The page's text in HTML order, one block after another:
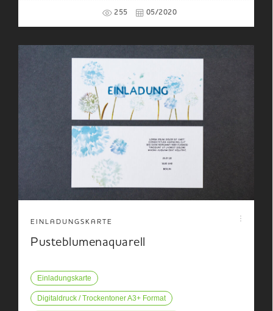
255 05/2020
EINLADUNGSKARTE
Pusteblumenaquarell
Einladungskarte
Digitaldruck / Trockentoner A3+ Format